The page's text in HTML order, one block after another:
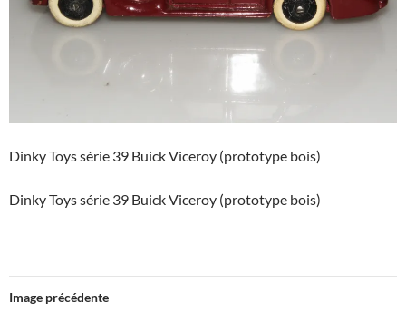
Dinky Toys série 39 Buick Viceroy (prototype bois)
Dinky Toys série 39 Buick Viceroy (prototype bois)
Image précédente